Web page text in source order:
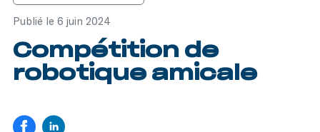
Publié le 6 juin 2024
Compétition de
robotique amicale